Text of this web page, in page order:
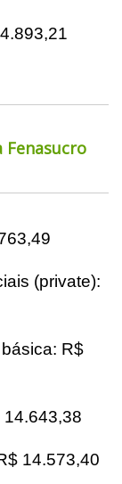
(private):
R$
14.643,38
14.573,40